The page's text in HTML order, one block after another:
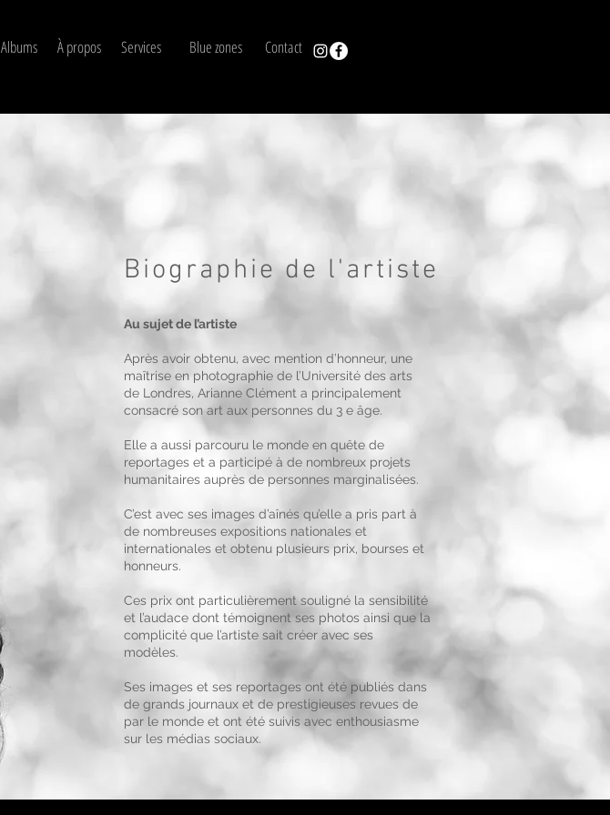
Albums Services
À propos Blue zones Contact
Biographie de l'artiste
Au sujet de l’artiste
Après avoir obtenu, avec mention d’honneur, une
maîtrise en photographie de l’Université des arts
de Londres, Arianne Clément a principalement
consacré son art aux personnes du 3 e âge.
Elle a aussi parcouru le monde en quête de
reportages et a participé à de nombreux projets
humanitaires auprès de personnes marginalisées.
C’est avec ses images d’aînés qu’elle a pris part à
de nombreuses expositions nationales et
internationales et obtenu plusieurs prix, bourses et
honneurs.
Ces prix ont particulièrement souligné la sensibilité
et l’audace dont témoignent ses photos ainsi que la
complicité que l’artiste sait créer avec ses
modèles.
Ses images et ses reportages ont été publiés dans
de grands journaux et de prestigieuses revues de
par le monde et ont été suivis avec enthousiasme
sur les médias sociaux.